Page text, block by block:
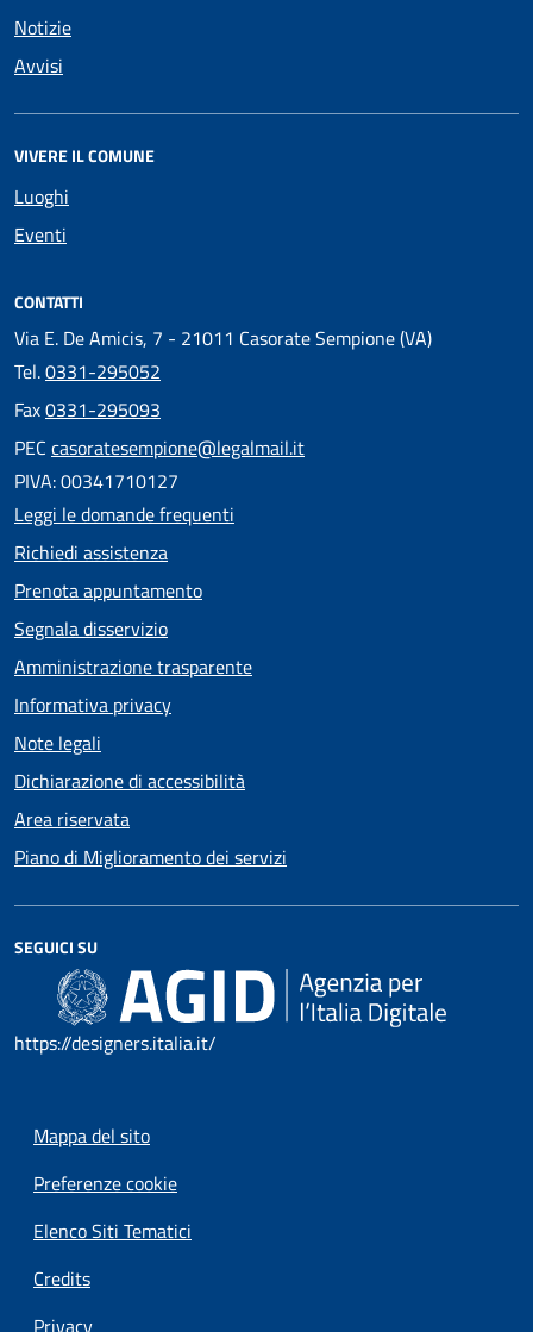
Notizie
Avvisi
VIVERE IL COMUNE
Luoghi
Eventi
CONTATTI
Via E. De Amicis, 7 - 21011 Casorate Sempione (VA)
Tel.0331-295052
Fax0331-295093
PEC casoratesempione@legalmail.it
PIVA: 00341710127
Leggi le domande frequenti
Richiedi assistenza
Prenota appuntamento
Segnala disservizio
Amministrazione trasparente
Informativa privacy
Note legali
Dichiarazione di accessibilità
Area riservata
Piano di Miglioramento dei servizi
SEGUICI SU
https://designers.italia.it/
Mappa del sito
Preferenze cookie
Elenco Siti Tematici
Credits
Privacy